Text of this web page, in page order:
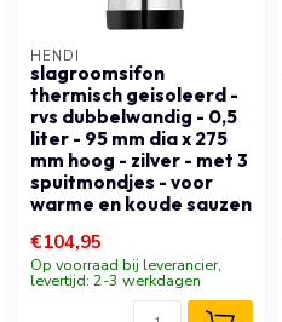
HENDI
slagroomsifon
thermisch geisoleerd -
rvs dubbelwandig - 0,5
liter - 95 mm dia x 275
mm hoog - zilver - met 3
spuitmondjes - voor
warme en koude sauzen
€104,95
Op voorraad bij leverancier,
levertijd: 2-3 werkdagen